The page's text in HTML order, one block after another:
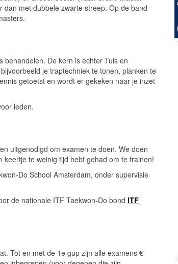
met dubbele zwarte streep. Op de band
De kern is echter Tuls en
je traptechniek te tonen, planken te
getoetst en wordt er gekeken naar je inzet
leden.
uitgenodigd om examen te doen. We doen
te weinig tijd hebt gehad om te trainen!
Do School Amsterdam, onder supervisie
de nationale ITF Taekwon-Do bond ITF
Tot en met de 1e gup zijn alle examens €